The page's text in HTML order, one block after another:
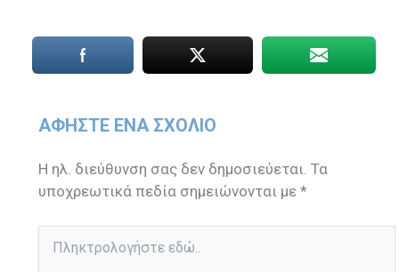
ΑΦΉΣΤΕ ΈΝΑ ΣΧΌΛΙΟ
Η ηλ. διεύθυνση σας δεν δημοσιεύεται. Τα
υποχρεωτικά πεδία σημειώνονται με*
εδώ..